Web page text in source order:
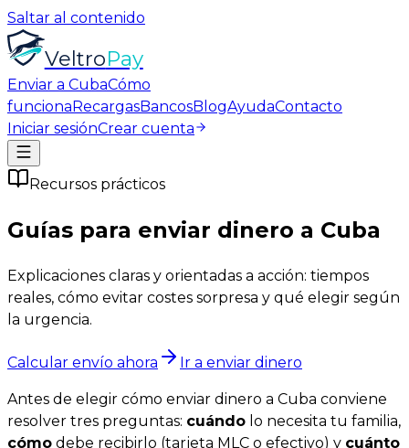
Saltar al contenido
VeltroPay
Enviar a CubaCómo
funcionaRecargasBancosBlogAyudaContacto
Iniciar sesiónCrear cuenta
Recursos prácticos
Guías para enviar dinero a Cuba
Explicaciones claras y orientadas a acción: tiempos
reales, cómo evitar costes sorpresa y qué elegir según
la urgencia.
Calcular envío ahora Ir a enviar dinero
Antes de elegir cómo enviar dinero a Cuba conviene
resolver tres preguntas: cuándo lo necesita tu familia,
cómo debe recibirlo (tarjeta MLC o efectivo) y cuánto